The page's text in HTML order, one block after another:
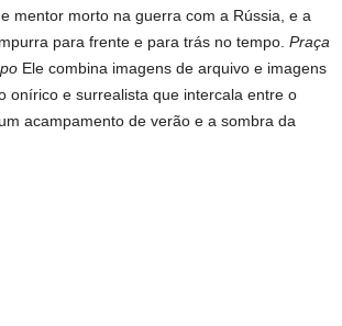
mentor morto na guerra com a Rússia, e a
para frente e para trás no tempo. Praça
Ele combina imagens de arquivo e imagens
onírico e surrealista que intercala entre o
acampamento de verão e a sombra da